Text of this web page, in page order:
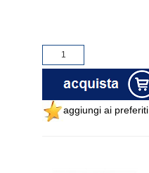
aggiungi ai preferiti